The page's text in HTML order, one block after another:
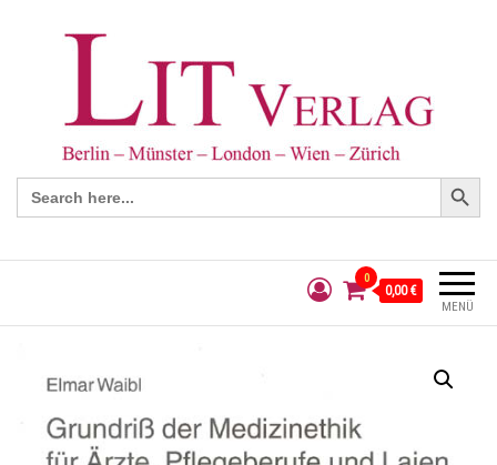
Search
for:
Search Button
MENÜ
0
0,00 €